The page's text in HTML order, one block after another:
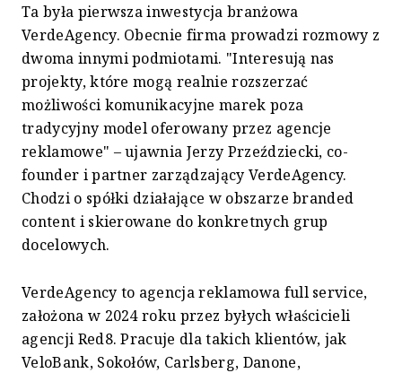
Ta była pierwsza inwestycja branżowa
VerdeAgency. Obecnie firma prowadzi rozmowy z
dwoma innymi podmiotami. "Interesują nas
projekty, które mogą realnie rozszerzać
możliwości komunikacyjne marek poza
tradycyjny model oferowany przez agencje
reklamowe" – ujawnia Jerzy Przeździecki, co-
founder i partner zarządzający VerdeAgency.
Chodzi o spółki działające w obszarze branded
content i skierowane do konkretnych grup
docelowych.
VerdeAgency to agencja reklamowa full service,
założona w 2024 roku przez byłych właścicieli
agencji Red8. Pracuje dla takich klientów, jak
VeloBank, Sokołów, Carlsberg, Danone,